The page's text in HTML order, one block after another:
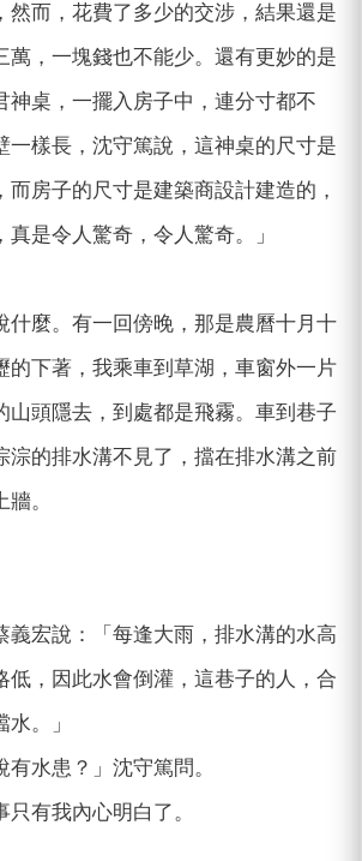
然而，花費了多少的交涉，結果還是
萬，一塊錢也不能少。還有更妙的是
神桌，一擺入房子中，連分寸都不
一樣長，沈守篤說，這神桌的尺寸是
而房子的尺寸是建築商設計建造的，
是令人驚奇，令人驚奇。」
什麼。有一回傍晚，那是農曆十月十
的下著，我乘車到草湖，車窗外一片
山頭隱去，到處都是飛霧。車到巷子
淙的排水溝不見了，擋在排水溝之前
。
義宏說：「每逢大雨，排水溝的水高
低，因此水會倒灌，這巷子的人，合
。」
有水患？」沈守篤問。
有我內心明白了。